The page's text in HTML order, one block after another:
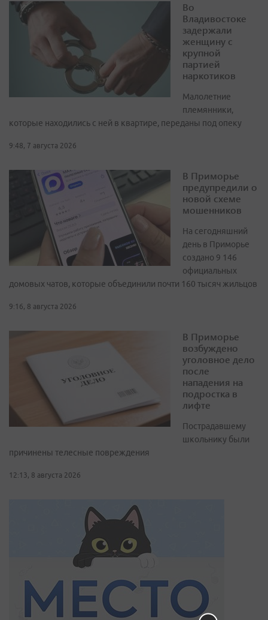
Во
Владивостоке
задержали
женщину с
крупной
партией
наркотиков
Малолетние
племянники,
которые находились с ней в квартире, переданы под опеку
9:48, 7 августа 2026
В Приморье
предупредили о
новой схеме
мошенников
На сегодняшний
день в Приморье
создано 9 146
официальных
домовых чатов, которые объединили почти 160 тысяч жильцов
9:16, 8 августа 2026
В Приморье
возбуждено
уголовное дело
после
нападения на
подростка в
лифте
Пострадавшему
школьнику были
причинены телесные повреждения
12:13, 8 августа 2026